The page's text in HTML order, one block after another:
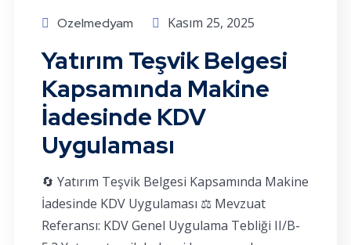
Ozelmedyam Kasım 25, 2025
Yatırım Teşvik Belgesi
Kapsamında Makine
İadesinde KDV
Uygulaması
🔄 Yatırım Teşvik Belgesi Kapsamında Makine
İadesinde KDV Uygulaması ⚖️ Mevzuat
Referansı: KDV Genel Uygulama Tebliği II/B-